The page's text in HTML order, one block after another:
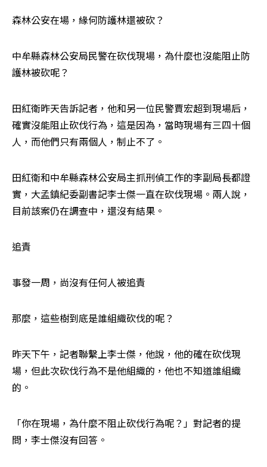
森林公安在場，緣何防護林還被砍？
中牟縣森林公安局民警在砍伐現場，為什麼也沒能阻止防
護林被砍呢？
田紅衛昨天告訴記者，他和另一位民警賈宏超到現場后，
確實沒能阻止砍伐行為，這是因為，當時現場有三四十個
人，而他們只有兩個人，制止不了。
田紅衛和中牟縣森林公安局主抓刑偵工作的李副局長都證
實，大孟鎮紀委副書記李士傑一直在砍伐現場。兩人說，
目前該案仍在調查中，還沒有結果。
追責
事發一周，尚沒有任何人被追責
那麼，這些樹到底是誰組織砍伐的呢？
昨天下午，記者聯繫上李士傑，他說，他的確在砍伐現
場，但此次砍伐行為不是他組織的，他也不知道誰組織
的。
「你在現場，為什麼不阻止砍伐行為呢？」對記者的提
問，李士傑沒有回答。